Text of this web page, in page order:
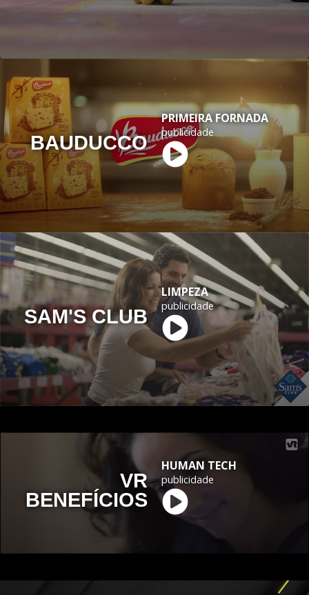
BAUDUCCO
PRIMEIRA FORNADA
publicidade
SAM'S CLUB
LIMPEZA
publicidade
VR
BENEFÍCIOS
HUMAN TECH
publicidade